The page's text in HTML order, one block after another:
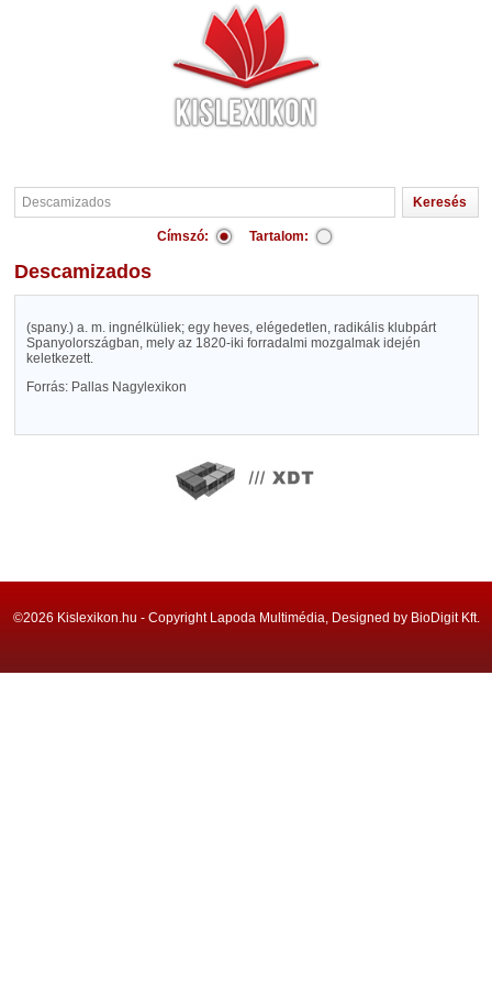
Címszó: Tartalom:
Descamizados
(spany.) a. m. ingnélküliek; egy heves, elégedetlen, radikális klubpárt
Spanyolországban, mely az 1820-iki forradalmi mozgalmak idején
keletkezett.
Forrás: Pallas Nagylexikon
©2026 Kislexikon.hu - Copyright Lapoda Multimédia, Designed by BioDigit Kft.